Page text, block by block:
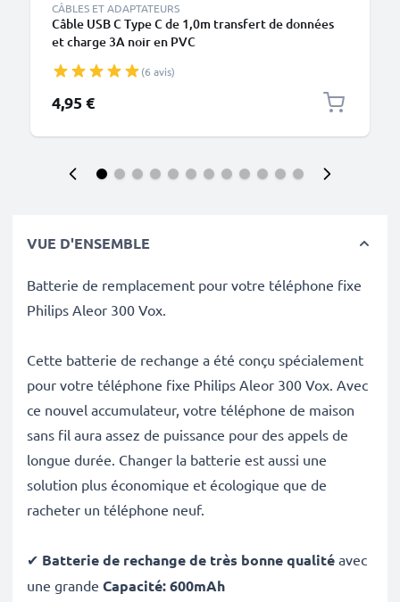
CÂBLES ET ADAPTATEURS
Câble USB C Type C de 1,0m transfert de données
et charge 3A noir en PVC
(6 avis)
4,95 €
VUE D'ENSEMBLE
Batterie de remplacement pour votre téléphone fixe
Philips Aleor 300 Vox.
Cette batterie de rechange a été conçu spécialement
pour votre téléphone fixe Philips Aleor 300 Vox. Avec
ce nouvel accumulateur, votre téléphone de maison
sans fil aura assez de puissance pour des appels de
longue durée. Changer la batterie est aussi une
solution plus économique et écologique que de
racheter un téléphone neuf.
✔ Batterie de rechange de très bonne qualité avec
une grande Capacité: 600mAh